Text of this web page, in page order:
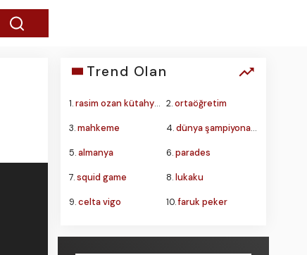
Trend Olan
1.rasim ozan kütahyalı 2.ortaöğretim
3.mahkeme 4.dünya şampiyonası
5.almanya 6.parades
7.squid game 8.lukaku
9.celta vigo 10.faruk peker